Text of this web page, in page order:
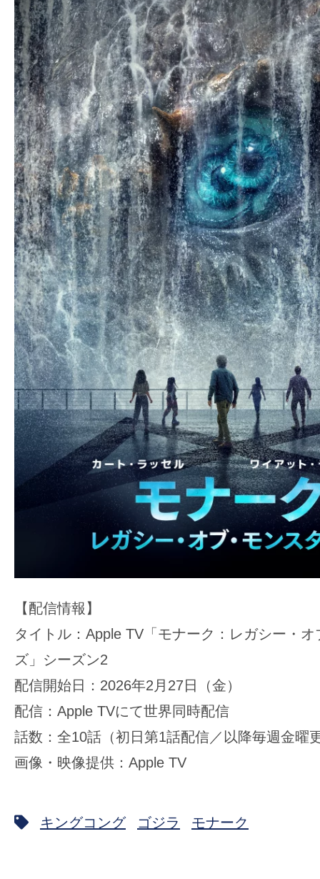
【配信情報】
タイトル：Apple TV「モナーク：レガシー・
ズ」シーズン2
配信開始日：2026年2月27日（金）
配信：Apple TVにて世界同時配信
話数：全10話（初日第1話配信／以降毎週金曜
画像・映像提供：Apple TV
キングコング ゴジラ モナーク